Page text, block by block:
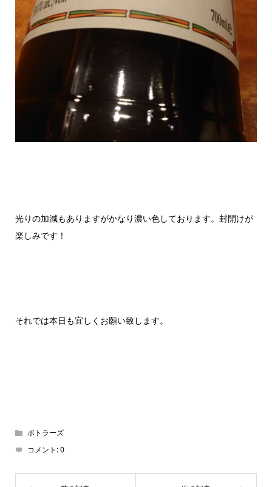
光りの加減もありますがかなり濃い色しております。封開けが
楽しみです！
それでは本日も宜しくお願い致します。
ボトラーズ
コメント:0